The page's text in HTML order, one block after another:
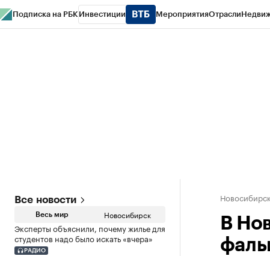
Подписка на РБК Инвестиции МероприятияОтрасли
Все новости
Весь мир Новосибирск
Эксперты объяснили, почему жилье для
студентов надо было искать «вчера»
РАДИО
Новосибирск
В